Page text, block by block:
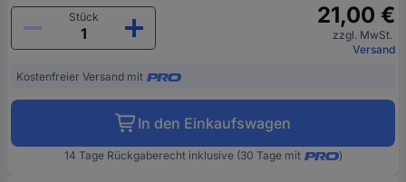
Stück
21,00 €
zzgl. MwSt.
Versand
Kostenfreier Versand mit
In den Einkaufswagen
14 Tage Rückgaberecht inklusive (30 Tage mit )